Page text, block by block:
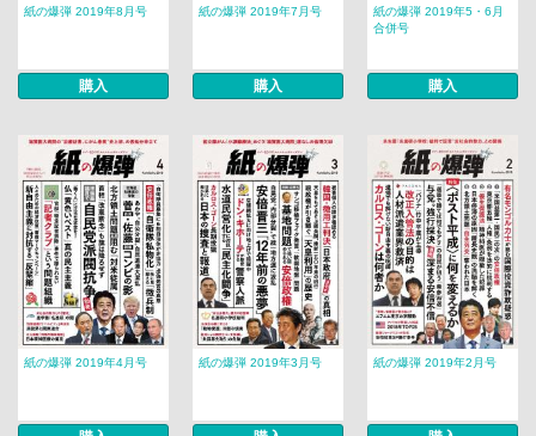
紙の爆弾 2019年8月号
購入
紙の爆弾 2019年7月号
購入
紙の爆弾 2019年5・6月
合併号
購入
紙の爆弾 2019年4月号 紙の爆弾 2019年3月号 紙の爆弾 2019年2月号